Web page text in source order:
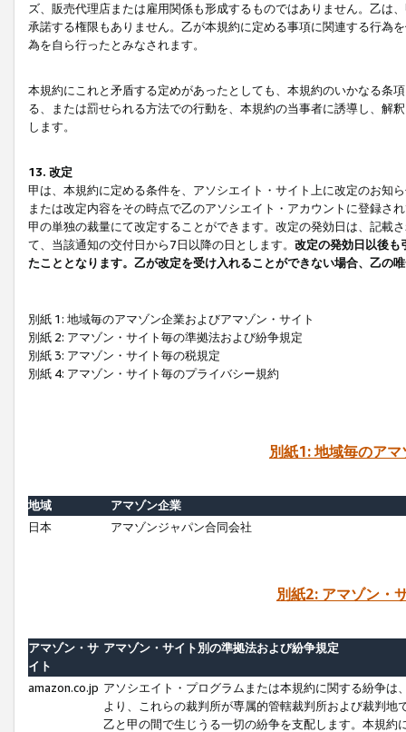
ズ、販売代理店または雇用関係も形成するものではありません。乙は
承諾する権限もありません。乙が本規約に定める事項に関連する行為
為を自ら行ったとみなされます。
本規約にこれと矛盾する定めがあったとしても、本規約のいかなる条
る、または罰せられる方法での行動を、本規約の当事者に誘導し、解
します。
13. 改定
甲は、本規約に定める条件を、アソシエイト・サイト上に改定のお知
または改定内容をその時点で乙のアソシエイト・アカウントに登録さ
甲の単独の裁量にて改定することができます。改定の発効日は、記載
て、当該通知の交付日から7日以降の日とします。 改定の発効日以後も
たこととなります。乙が改定を受け入れることができない場合、乙の
別紙 1: 地域毎のアマゾン企業およびアマゾン・サイト
別紙 2: アマゾン・サイト毎の準拠法および紛争規定
別紙 3: アマゾン・サイト毎の税規定
別紙 4: アマゾン・サイト毎のプライバシー規約
別紙1: 地域毎のア
地域
アマゾン企業
日本
アマゾンジャパン合同会社
別紙2: アマゾン・
アマゾン・サ
イト
アマゾン・サイト別の準拠法および紛争規定
amazon.co.jp アソシエイト・プログラムまたは本規約に関する紛争
より、これらの裁判所が専属的管轄裁判所および裁判
乙と甲の間で生じうる一切の紛争を支配します。本規